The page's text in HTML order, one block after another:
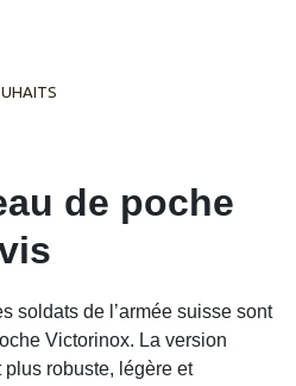
de poche
soldats de l’armée suisse sont
Victorinox. La version
robuste, légère et